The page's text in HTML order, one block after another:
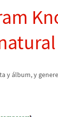
yálbum, y